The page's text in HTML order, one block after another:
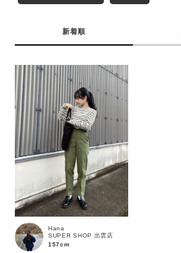
ブランド
新着順
Hana
SUPER SHOP 出雲店
157cm